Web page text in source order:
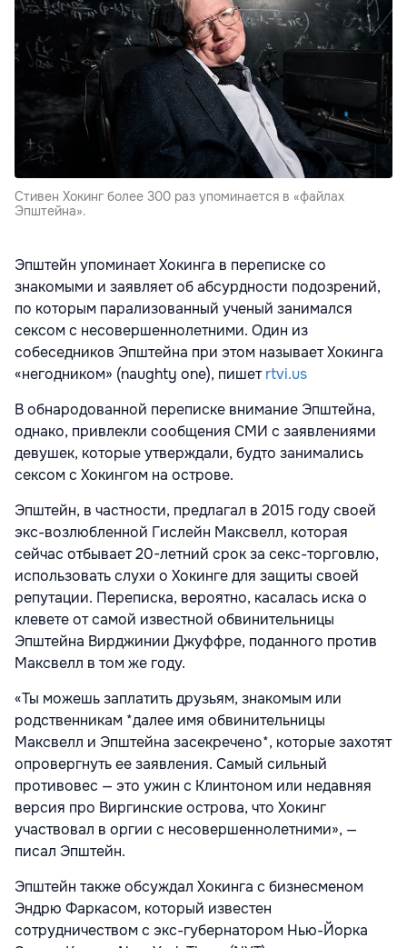
Стивен Хокинг более 300 раз упоминается в «файлах
Эпштейна».
Эпштейн упоминает Хокинга в переписке со
знакомыми и заявляет об абсурдности подозрений,
по которым парализованный ученый занимался
сексом с несовершеннолетними. Один из
собеседников Эпштейна при этом называет Хокинга
«негодником» (naughty one), пишетrtvi.us
В обнародованной переписке внимание Эпштейна,
однако, привлекли сообщения СМИ с заявлениями
девушек, которые утверждали, будто занимались
сексом с Хокингом на острове.
Эпштейн, в частности, предлагал в 2015 году своей
экс-возлюбленной Гислейн Максвелл, которая
сейчас отбывает 20-летний срок за секс-торговлю,
использовать слухи о Хокинге для защиты своей
репутации. Переписка, вероятно, касалась иска о
клевете от самой известной обвинительницы
Эпштейна Вирджинии Джуффре, поданного против
Максвелл в том же году.
«Ты можешь заплатить друзьям, знакомым или
родственникам *далее имя обвинительницы
Максвелл и Эпштейна засекречено*, которые захотят
опровергнуть ее заявления. Самый сильный
противовес — это ужин с Клинтоном или недавняя
версия про Виргинские острова, что Хокинг
участвовал в оргии с несовершеннолетними», —
писал Эпштейн.
Эпштейн также обсуждал Хокинга с бизнесменом
Эндрю Фаркасом, который известен
сотрудничеством с экс-губернатором Нью-Йорка